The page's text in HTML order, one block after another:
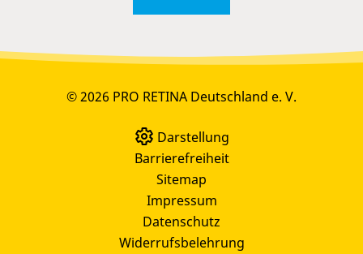
© 2026 PRO RETINA Deutschland e. V.
Darstellung
Barrierefreiheit
Sitemap
Impressum
Datenschutz
Widerrufsbelehrung